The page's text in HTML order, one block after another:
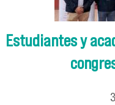
Estudiantes y